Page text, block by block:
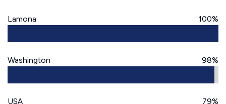
Lamona 100%
Washington 98%
USA 79%